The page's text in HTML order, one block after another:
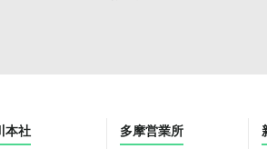
本社 多摩営業所